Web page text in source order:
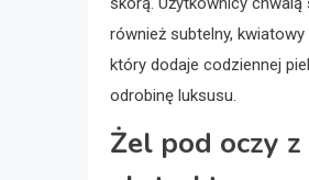
również subtelny, kwiatowy
który dodaje codziennej
odrobinę luksusu.
Żel pod oczy z